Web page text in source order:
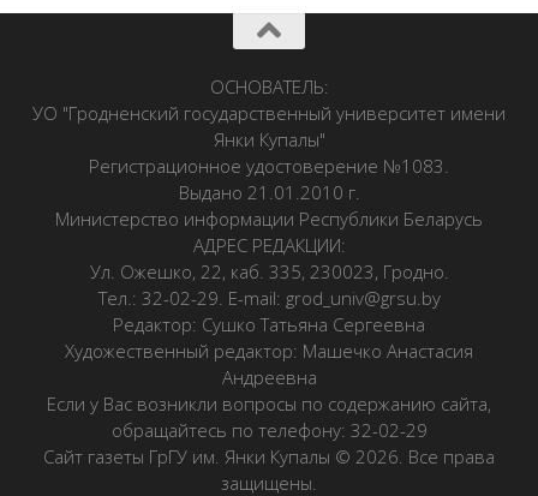
ОСНОВАТЕЛЬ:
УО "Гродненский государственный университет имени
Янки Купалы"
Регистрационное удостоверение №1083.
Выдано 21.01.2010 г.
Министерство информации Республики Беларусь
АДРЕС РЕДАКЦИИ:
Ул. Ожешко, 22, каб. 335, 230023, Гродно.
Тел.: 32-02-29. E-mail: grod_univ@grsu.by
Редактор: Сушко Татьяна Сергеевна
Художественный редактор: Машечко Анастасия
Андреевна
Если у Вас возникли вопросы по содержанию сайта,
обращайтесь по телефону: 32-02-29
Сайт газеты ГрГУ им. Янки Купалы © 2026. Все права
защищены.